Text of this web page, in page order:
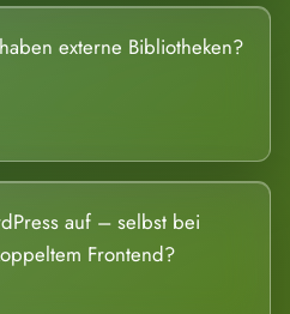
externe Bibliotheken?
auf – selbst bei
Frontend?